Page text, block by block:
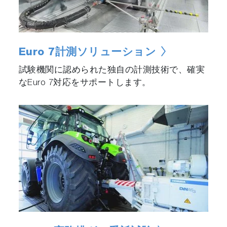
Euro 7計測ソリューション
試験機関に認められた独自の計測技術で、確実
なEuro 7対応をサポートします。